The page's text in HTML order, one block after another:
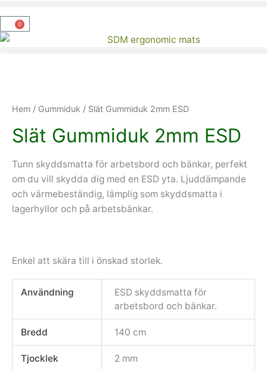
innehåll
0
Varukorg
Hem / Gummiduk / Slät Gummiduk 2mm ESD
Slät Gummiduk 2mm ESD
Tunn skyddsmatta för arbetsbord och bänkar, perfekt
om du vill skydda dig med en ESD yta. Ljuddämpande
och värmebeständig, lämplig som skyddsmatta i
lagerhyllor och på arbetsbänkar.
Enkel att skära till i önskad storlek.
Användning
ESD skyddsmatta för
arbetsbord och bänkar.
Bredd 140 cm
Tjocklek 2 mm